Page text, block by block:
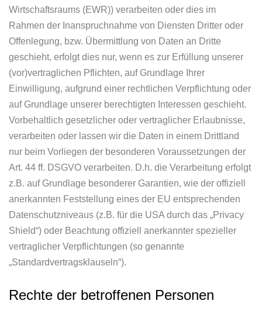
Wirtschaftsraums (EWR)) verarbeiten oder dies im
Rahmen der Inanspruchnahme von Diensten Dritter oder
Offenlegung, bzw. Übermittlung von Daten an Dritte
geschieht, erfolgt dies nur, wenn es zur Erfüllung unserer
(vor)vertraglichen Pflichten, auf Grundlage Ihrer
Einwilligung, aufgrund einer rechtlichen Verpflichtung oder
auf Grundlage unserer berechtigten Interessen geschieht.
Vorbehaltlich gesetzlicher oder vertraglicher Erlaubnisse,
verarbeiten oder lassen wir die Daten in einem Drittland
nur beim Vorliegen der besonderen Voraussetzungen der
Art. 44 ff. DSGVO verarbeiten. D.h. die Verarbeitung erfolgt
z.B. auf Grundlage besonderer Garantien, wie der offiziell
anerkannten Feststellung eines der EU entsprechenden
Datenschutzniveaus (z.B. für die USA durch das „Privacy
Shield“) oder Beachtung offiziell anerkannter spezieller
vertraglicher Verpflichtungen (so genannte
„Standardvertragsklauseln“).
Rechte der betroffenen Personen